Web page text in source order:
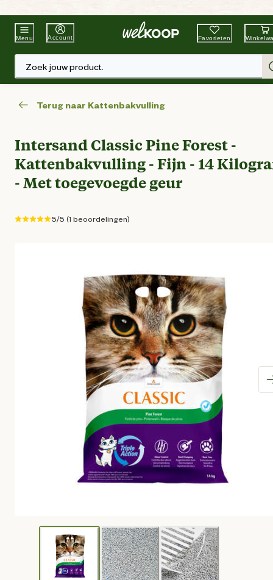
Beste WinkelketenTuin & Dier
Menu Account Favorieten
Zoek jouw product.
Terug naar Kattenbakvulling
Intersand Classic Pine Forest -
Kattenbakvulling - Fijn - 14
- Met toegevoegde geur
5/5 (1 beoordelingen)